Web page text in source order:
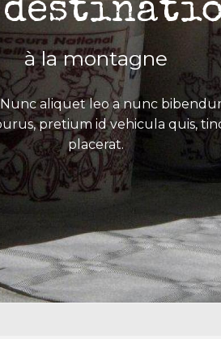
à la montagne
aliquet leo a nunc
pretium id vehicula quis,
placerat.